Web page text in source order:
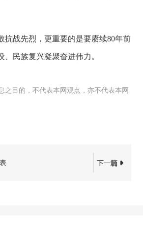
抗战先烈，更重要的是要赓续80年前
民族复兴凝聚奋进伟力。
之目的，不代表本网观点，亦不代表本网